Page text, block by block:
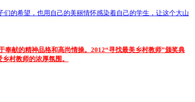
的希望，也用自己的美丽情怀感染着自己的学生，让这个大山
献的精神品格和高尚情操。2012“寻找最美乡村教师”颁奖典
村教师的浓厚氛围。